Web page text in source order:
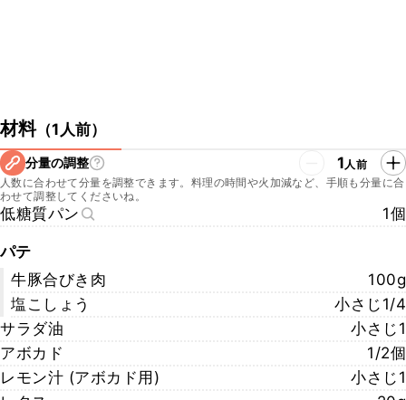
材料（1人前）
分量の調整 1人前
人数に合わせて分量を調整できます。料理の時間や火加減など、手順も分量に合
わせて調整してくださいね。
低糖質パン 1個
パテ
牛豚合びき肉
100g
塩こしょう
小さじ1/4
サラダ油
小さじ1
アボカド
1/2個
レモン汁 (アボカド用)
小さじ1